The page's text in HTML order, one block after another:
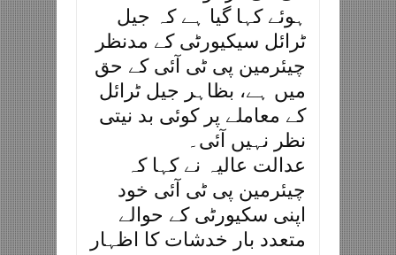
ہوئے کہا گیا ہے کہ جیل
ٹرائل سیکیورٹی کے مدنظر
چیئرمین پی ٹی آئی کے حق
میں ہے، بظاہر جیل ٹرائل
کے معاملے پر کوئی بد نیتی
نظر نہیں آئی۔
عدالت عالیہ نے کہا کہ
چیئرمین پی ٹی آئی خود
اپنی سکیورٹی کے حوالے
متعدد بار خدشات کا اظہار